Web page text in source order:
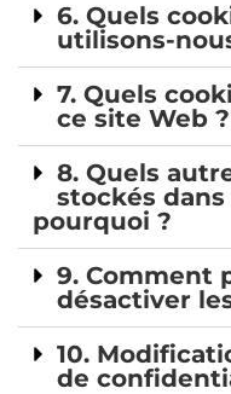
6. Quels
utilisons-
7. Quels
ce site Web ?
8. Quels
stockés
pourquoi ?
9. Comment
désactiver
10.
de